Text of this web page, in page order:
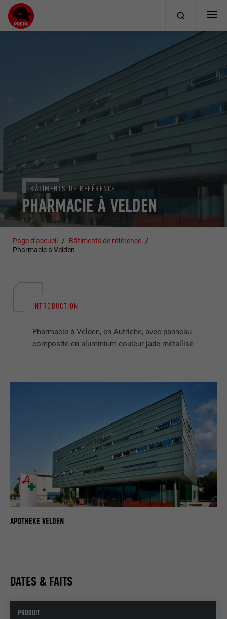
PHARMACIE À VELDEN
BÂTIMENTS DE RÉFÉRENCE
Page d’accueil
Bâtiments de référence
Pharmacie à Velden
INTRODUCTION
Pharmacie à Velden, en Autriche, avec panneau
composite en aluminium couleur jade métallisé
APOTHEKE VELDEN
DATES & FAITS
PRODUIT